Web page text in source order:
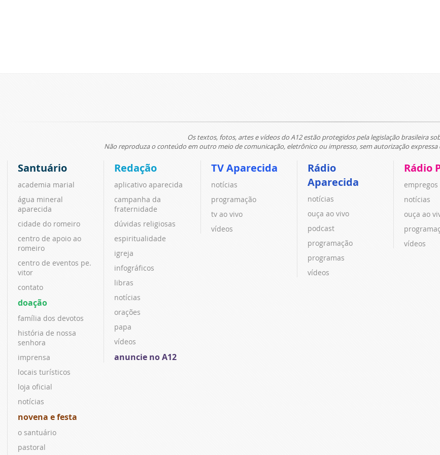
Os textos, fotos, artes e vídeos do A12 estão protegidos pela legislação brasileira
Não reproduza o conteúdo em outro meio de comunicação, eletrônico ou impresso, sem autorização
Santuário
academia marial
água mineral
aparecida
cidade do romeiro
centro de apoio ao
romeiro
centro de eventos pe.
vitor
contato
doação
família dos devotos
história de nossa
senhora
imprensa
locais turísticos
loja oficial
notícias
novena e festa
o santuário
pastoral
Redação
aplicativo aparecida
campanha da
fraternidade
dúvidas religiosas
espiritualidade
igreja
infográficos
libras
notícias
orações
papa
vídeos
anuncie no A12
TV Aparecida
notícias
programação
tv ao vivo
vídeos
Rádio
Aparecida
notícias
ouça ao vivo
podcast
programação
programas
vídeos
Rádio
empregos
notícias
ouça ao
vídeos